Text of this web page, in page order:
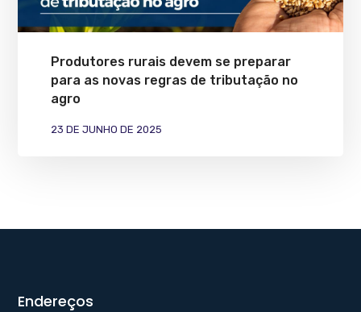
Produtores rurais devem se preparar
para as novas regras de tributação no
agro
23 DE JUNHO DE 2025
Endereços